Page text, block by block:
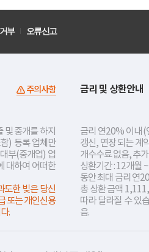
부 오류신고
주의사항
및 중개를 하지
) 등록 업체만
부(중개업) 업
대하여 어떠한
도한 빚은 당신
또는 개인신용
.
금리 및 상환안내
금리 연20% 이내
갱신, 연장 되는 계
개수수료 없음, 추
상환기간 : 12개월
동안 최대 금리 연
총 상환 금액
따라 달라질 수 있
음.